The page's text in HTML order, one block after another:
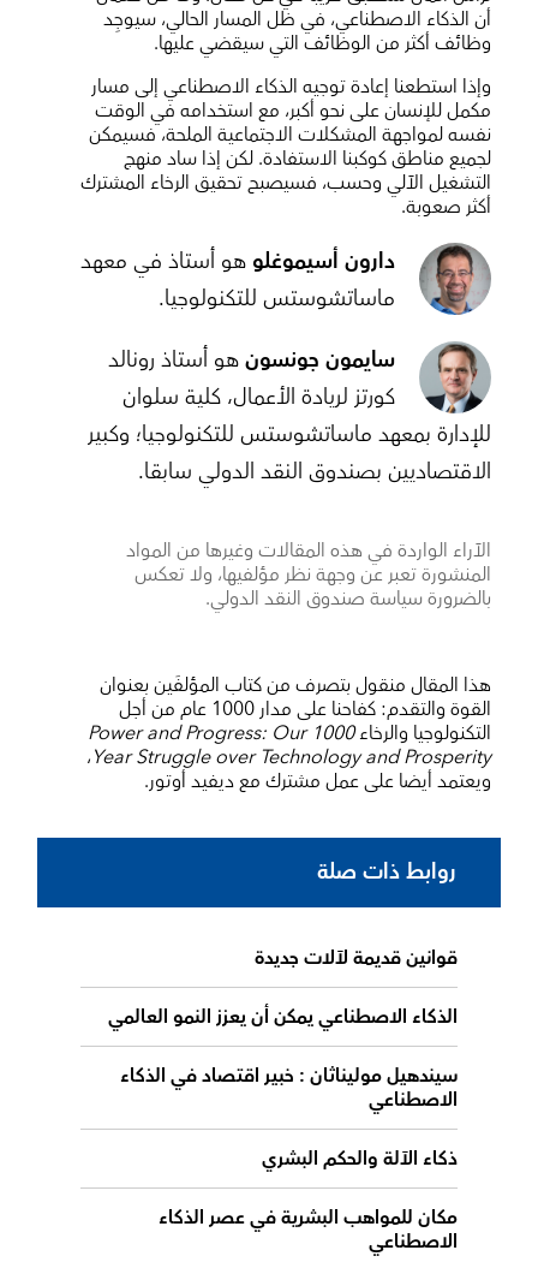
أن الذكاء الاصطناعي، في ظل المسار الحالي، سيوجِد
وظائف أكثر من الوظائف التي سيقضي عليها.
وإذا استطعنا إعادة توجيه الذكاء الاصطناعي إلى مسار
مكمل للإنسان على نحو أكبر، مع استخدامه في الوقت
نفسه لمواجهة المشكلات الاجتماعية الملحة، فسيمكن
لجميع مناطق كوكبنا الاستفادة. لكن إذا ساد منهج
التشغيل الآلي وحسب، فسيصبح تحقيق الرخاء المشترك
أكثر صعوبة.
‌دارون أسيموغلو‌هو أستاذ في معهد
ماساتشوستس للتكنولوجيا.
سايمون جونسونهو أستاذ رونالد
كورتز لريادة الأعمال، كلية سلوان
للإدارة بمعهد ماساتشوستس للتكنولوجيا؛ وكبير
الاقتصاديين بصندوق النقد الدولي سابقا.
الآراء الواردة في هذه المقالات وغيرها من المواد
المنشورة تعبر عن وجهة نظر مؤلفيها، ولا تعكس
بالضرورة سياسة صندوق النقد الدولي.
هذا المقال منقول بتصرف من كتاب المؤلفَين بعنوان
القوة والتقدم: كفاحنا على مدار 1000 عام من أجل
التكنولوجيا والرخاءPower and Progress: Our 1000
Year Struggle over Technology and Prosperity،
ويعتمد أيضا على عمل مشترك مع ديفيد أوتور.
روابط ذات صلة
قوانين قديمة لآلات جديدة
الذكاء الاصطناعي يمكن أن يعزز النمو العالمي
سيندهيل موليناثان : خبير اقتصاد في الذكاء
الاصطناعي
ذكاء الآلة والحكم البشري
مكان للمواهب البشرية في عصر الذكاء
الاصطناعي